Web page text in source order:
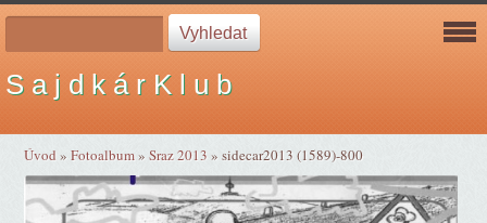
S a j d k á r K l u b
Úvod »Fotoalbum»Sraz 2013 »sidecar2013 (1589)-800